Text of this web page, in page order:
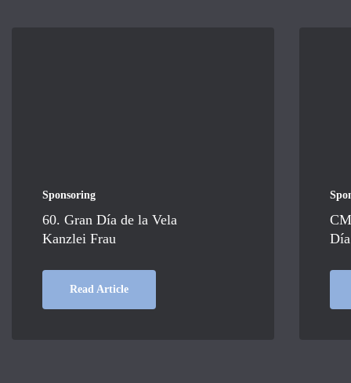
Sponsoring
60. Gran Día de la Vela
Kanzlei Frau
Read Article